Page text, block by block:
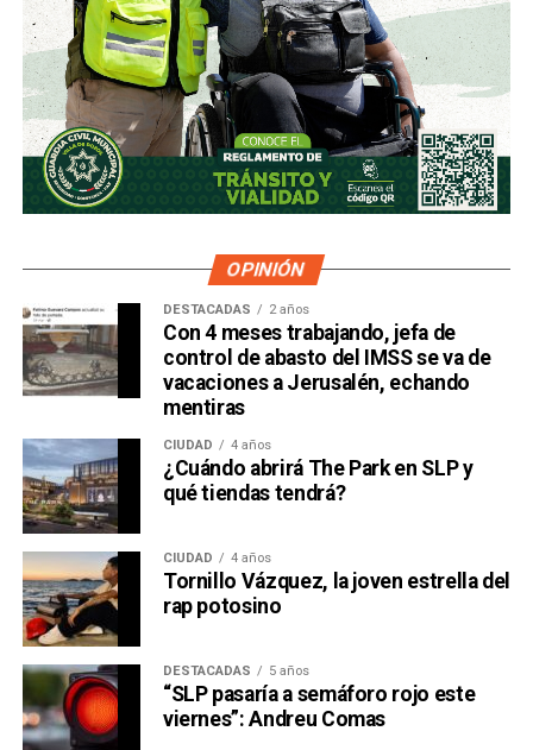
OPINIÓN
DESTACADAS 2 años
Con 4 meses trabajando, jefa de
control de abasto del IMSS se va de
vacaciones a Jerusalén, echando
mentiras
CIUDAD 4 años
¿Cuándo abrirá The Park en SLP y
qué tiendas tendrá?
CIUDAD 4 años
Tornillo Vázquez, la joven estrella del
rap potosino
DESTACADAS 5 años
“SLP pasaría a semáforo rojo este
viernes”: Andreu Comas